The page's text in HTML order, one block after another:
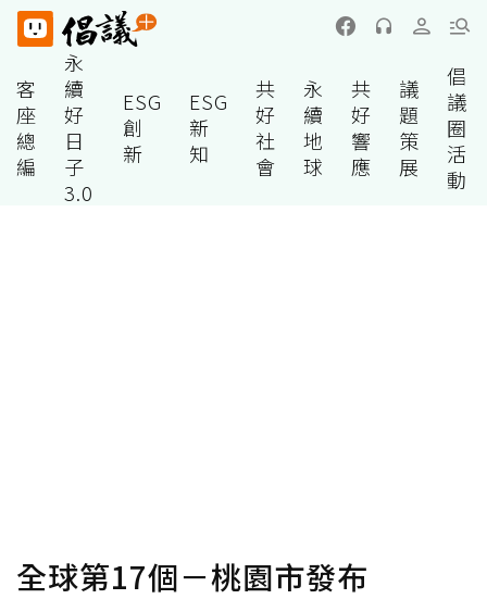
客
座
總
編
永
續
好
日
子
3.0
ESG
創
新
ESG
新
知
共
好
社
會
永
續
地
球
共
好
響
應
議
題
策
展
倡
議
圈
活
動
全球第17個－桃園市發布